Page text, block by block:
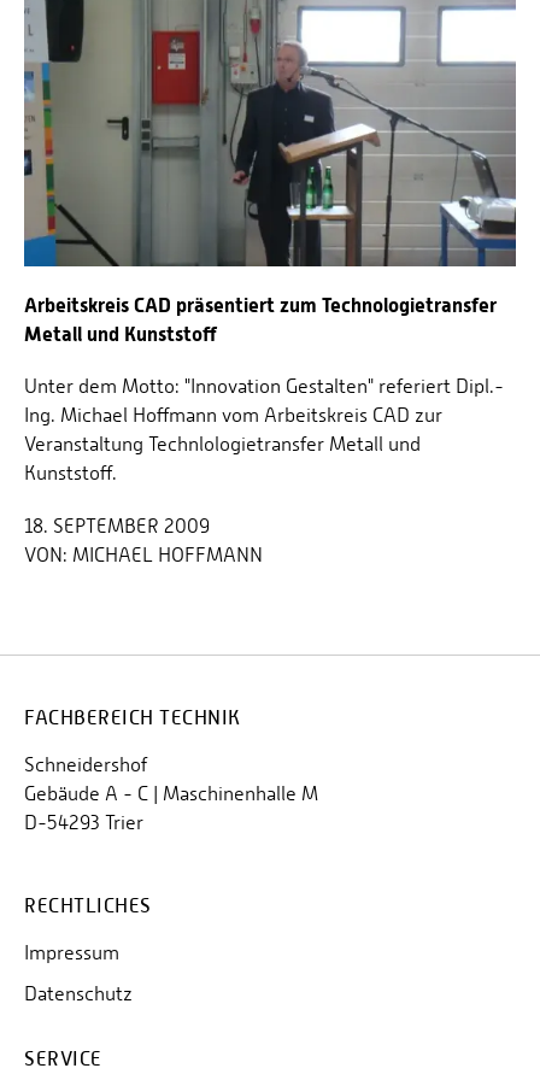
Arbeitskreis CAD präsentiert zum Technologietransfer
Metall und Kunststoff
Unter dem Motto: "Innovation Gestalten" referiert Dipl.-
Ing. Michael Hoffmann vom Arbeitskreis CAD zur
Veranstaltung Technlologietransfer Metall und
Kunststoff.
18. SEPTEMBER 2009
VON: MICHAEL HOFFMANN
FACHBEREICH TECHNIK
Schneidershof
Gebäude A - C | Maschinenhalle M
D-54293 Trier
RECHTLICHES
Impressum
Datenschutz
SERVICE